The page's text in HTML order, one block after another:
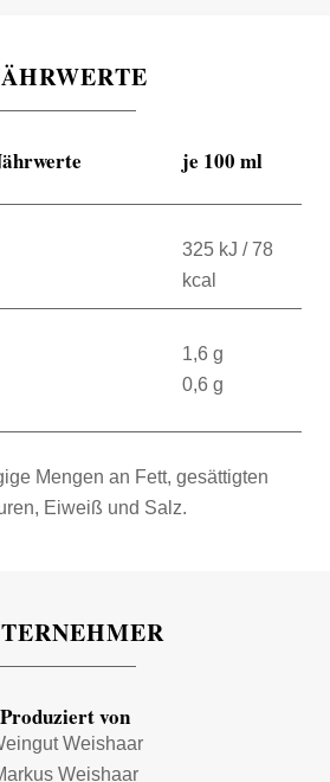
je 100 ml
325 kJ / 78
kcal
1,6 g
0,6 g
Mengen an Fett, gesättigten
Eiweiß und Salz.
Produziert von
Weishaar
Weishaar